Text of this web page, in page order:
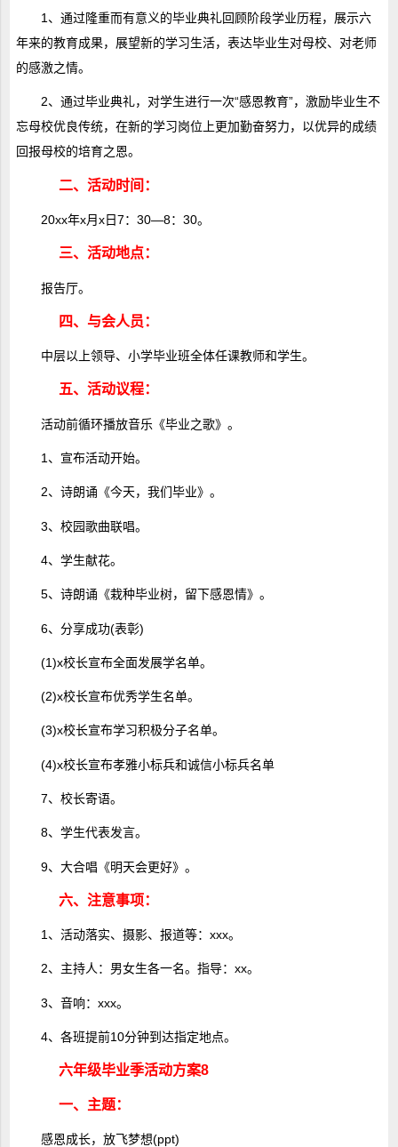
1、通过隆重而有意义的毕业典礼回顾阶段学业历程，展示六
年来的教育成果，展望新的学习生活，表达毕业生对母校、对老师
的感激之情。
2、通过毕业典礼，对学生进行一次“感恩教育”，激励毕业生不
忘母校优良传统，在新的学习岗位上更加勤奋努力，以优异的成绩
回报母校的培育之恩。
二、活动时间：
20xx年x月x日7：30―8：30。
三、活动地点：
报告厅。
四、与会人员：
中层以上领导、小学毕业班全体任课教师和学生。
五、活动议程：
活动前循环播放音乐《毕业之歌》。
1、宣布活动开始。
2、诗朗诵《今天，我们毕业》。
3、校园歌曲联唱。
4、学生献花。
5、诗朗诵《栽种毕业树，留下感恩情》。
6、分享成功(表彰)
(1)x校长宣布全面发展学名单。
(2)x校长宣布优秀学生名单。
(3)x校长宣布学习积极分子名单。
(4)x校长宣布孝雅小标兵和诚信小标兵名单
7、校长寄语。
8、学生代表发言。
9、大合唱《明天会更好》。
六、注意事项：
1、活动落实、摄影、报道等：xxx。
2、主持人：男女生各一名。指导：xx。
3、音响：xxx。
4、各班提前10分钟到达指定地点。
六年级毕业季活动方案8
一、主题：
感恩成长，放飞梦想(ppt)